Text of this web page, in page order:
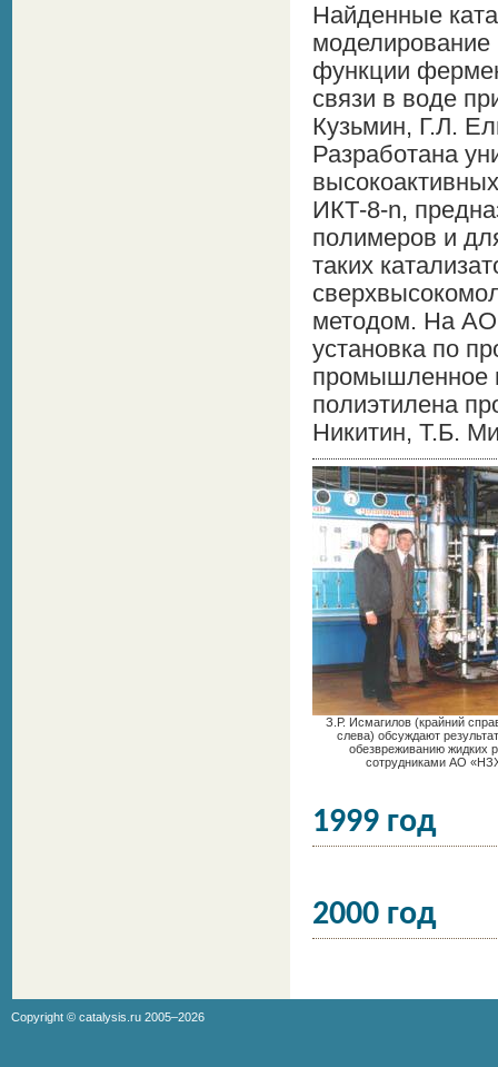
Найденные
моделирование
функции
связи в воде
Кузьмин, Г.Л.
Разработана
ИКТ-8-n,
полимеров и
таких
методом. На АО
установка по
промышленное
полиэтилена
Никитин, Т.Б.
З.Р. Исмагилов (крайний
слева) обсуждают
обезвреживанию жидких
сотрудниками АО
1999 год
2000 год
Copyright © catalysis.ru 2005–2026